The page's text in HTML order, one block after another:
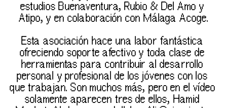
estudios Buenaventura, Rubio & Del Amo
Atipo, y en colaboración con Málaga Acoge.
Esta asociación hace una labor fantástica
ofreciendo soporte afectivo y toda clase de
herramientas para contribuir al desarrollo
personal y profesional de los jóvenes con los
que trabajan. Son muchos más, pero en el vídeo
solamente aparecen tres de ellos, Hamid